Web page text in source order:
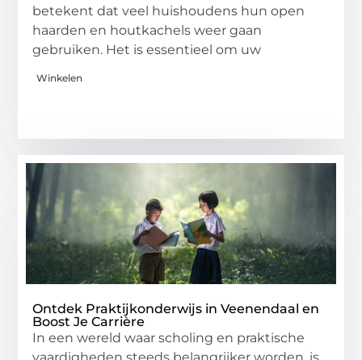
betekent dat veel huishoudens hun open
haarden en houtkachels weer gaan
gebruiken. Het is essentieel om uw
Winkelen
Ontdek Praktijkonderwijs in Veenendaal en
Boost Je Carrière
In een wereld waar scholing en praktische